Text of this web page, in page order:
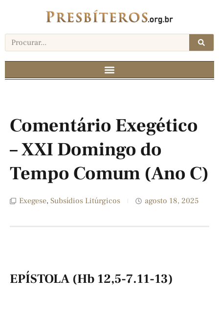
Comentário Exegético
– XXI Domingo do
Tempo Comum (Ano C)
Exegese, Subsídios Litúrgicos agosto 18, 2025
EPÍSTOLA (Hb 12,5-7.11-13)